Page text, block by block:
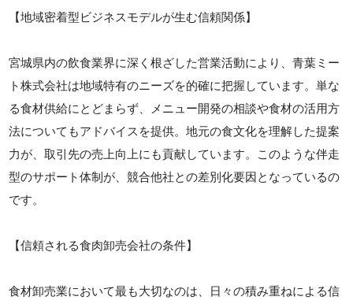
【地域密着型ビジネスモデルが生む信頼関係】
宮城県内の飲食業界に深く根ざした営業活動により、青葉ミー
ト株式会社は地域特有のニーズを的確に把握しています。単な
る食材供給にとどまらず、メニュー開発の相談や食材の活用方
法についてもアドバイスを提供。地元の食文化を理解した提案
力が、取引先の売上向上にも貢献しています。このような伴走
型のサポート体制が、競合他社との差別化要因となっているの
です。
【信頼される食肉卸売会社の条件】
食材卸売業において最も大切なのは、日々の積み重ねによる信